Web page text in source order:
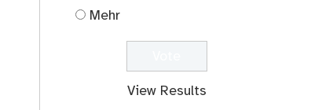
Mehr
View Results